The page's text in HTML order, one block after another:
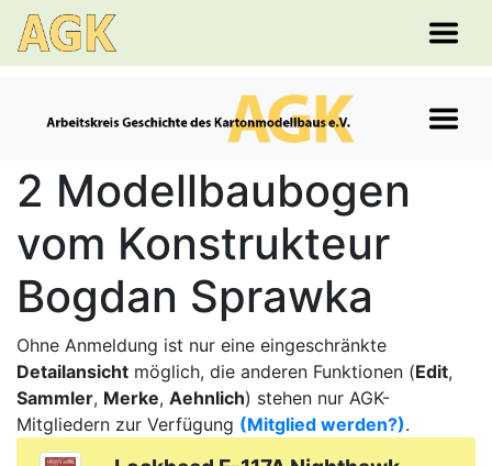
2 Modellbaubogen
vom Konstrukteur
Bogdan Sprawka
Ohne Anmeldung ist nur eine eingeschränkte
Detailansicht möglich, die anderen Funktionen (Edit,
Sammler, Merke, Aehnlich) stehen nur AGK-
Mitgliedern zur Verfügung (Mitglied werden?).